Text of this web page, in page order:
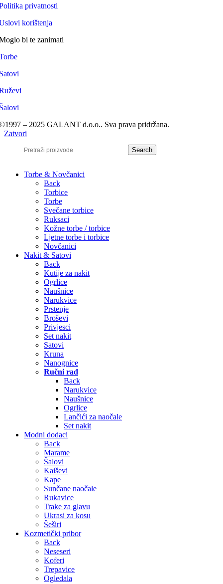
privatnosti
korištenja
bi te zanimati
– 2025 GALANT d.o.o.. Sva prava pridržana.
Zatvori
Search
Torbe & Novčanici
Back
Torbice
Torbe
Svečane torbice
Ruksaci
Kožne torbe / torbice
Ljetne torbe i torbice
Novčanici
Nakit & Satovi
Back
Kutije za nakit
Ogrlice
Naušnice
Narukvice
Prstenje
Broševi
Privjesci
Set nakit
Satovi
Kruna
Nanognice
Ručni rad
Back
Narukvice
Naušnice
Ogrlice
Lančići za naočale
Set nakit
Modni dodaci
Back
Marame
Šalovi
Kaiševi
Kape
Sunčane naočale
Rukavice
Trake za glavu
Ukrasi za kosu
Šeširi
Kozmetički pribor
Back
Neseseri
Koferi
Trepavice
Ogledala